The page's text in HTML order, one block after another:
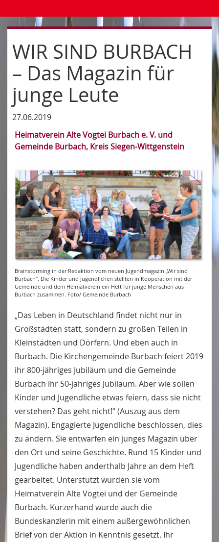
WIR SIND BURBACH
– Das Magazin für
junge Leute
27.06.2019
Heimatverein Alte Vogtei Burbach e. V. und
Gemeinde Burbach, Kreis Siegen-Wittgenstein
Brainstorming in der Redaktion vom neuen Jugendmagazin „Wir sind
Burbach“. Die Kinder und Jugendlichen stellten in Kooperation mit der
Gemeinde und dem Heimatverein ein Heft für junge Menschen aus
Burbach zusammen. Foto/ Gemeinde Burbach
„Das Leben in Deutschland findet nicht nur in
Großstädten statt, sondern zu großen Teilen in
Kleinstädten und Dörfern. Und eben auch in
Burbach. Die Kirchengemeinde Burbach feiert 2019
ihr 800-jähriges Jubiläum und die Gemeinde
Burbach ihr 50-jähriges Jubiläum. Aber wie sollen
Kinder und Jugendliche etwas feiern, dass sie nicht
verstehen? Das geht nicht!“ (Auszug aus dem
Magazin). Engagierte Jugendliche beschlossen, dies
zu ändern. Sie entwarfen ein junges Magazin über
den Ort und seine Geschichte. Rund 15 Kinder und
Jugendliche haben anderthalb Jahre an dem Heft
gearbeitet. Unterstützt wurden sie vom
Heimatverein Alte Vogtei und der Gemeinde
Burbach. Kurzerhand wurde auch die
Bundeskanzlerin mit einem außergewöhnlichen
Brief von der Aktion in Kenntnis gesetzt. Ihr